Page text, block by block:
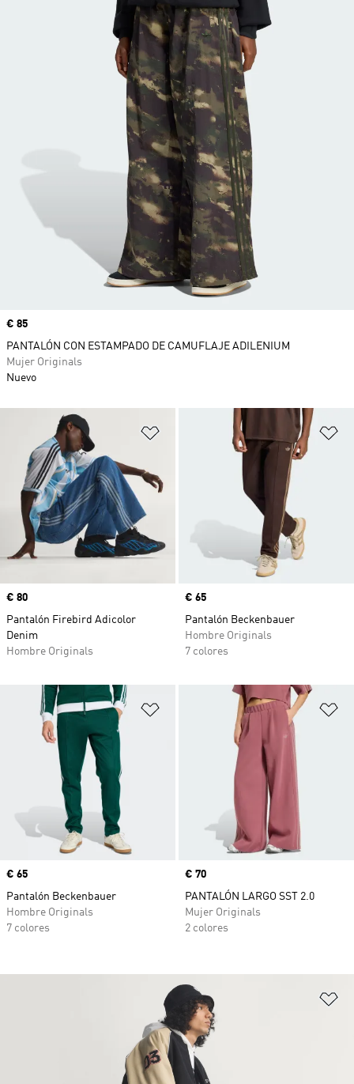
Añadir a la lista de deseos
Precio
€ 80
Pantalón Firebird Adicolor
Denim
Hombre Originals
Precio
€ 65
Pantalón Beckenbauer
Hombre Originals
7 colores
Añadir a la lista de deseos
Precio
€ 65
Pantalón Beckenbauer
Hombre Originals
7 colores
Precio
€ 70
PANTALÓN LARGO SST 2.0
Mujer Originals
2 colores
Precio
€ 85
PANTALÓN CON ESTAMPADO DE CAMUFLAJE ADILENIUM
Mujer Originals
Nuevo